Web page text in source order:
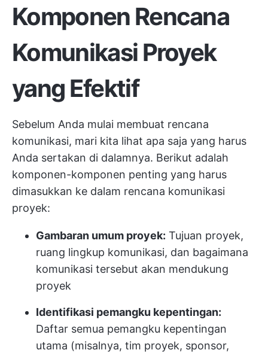
Komponen Rencana
Komunikasi Proyek
yang Efektif
Sebelum Anda mulai membuat rencana
komunikasi, mari kita lihat apa saja yang harus
Anda sertakan di dalamnya. Berikut adalah
komponen-komponen penting yang harus
dimasukkan ke dalam rencana komunikasi
proyek:
Gambaran umum proyek: Tujuan proyek,
ruang lingkup komunikasi, dan bagaimana
komunikasi tersebut akan mendukung
proyek
Identifikasi pemangku kepentingan:
Daftar semua pemangku kepentingan
utama (misalnya, tim proyek, sponsor,